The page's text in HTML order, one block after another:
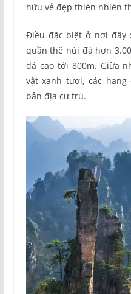
hữu vẻ đẹp thiên nhiên
Điều đặc biệt ở nơi đây
quần thể núi đá hơn
đá cao tới 800m. Giữa
vật xanh tươi, các hang
bản địa cư trú.